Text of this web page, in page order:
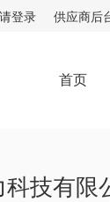
请登录 供应商后
首页
技有限